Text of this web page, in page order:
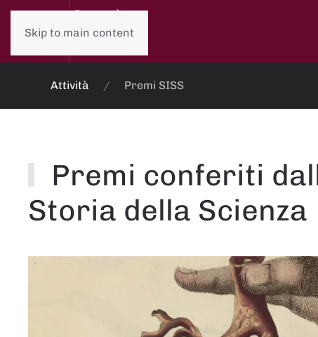
Skip to main content
Attività Premi SISS
Premi conferiti
Storia della Scienza